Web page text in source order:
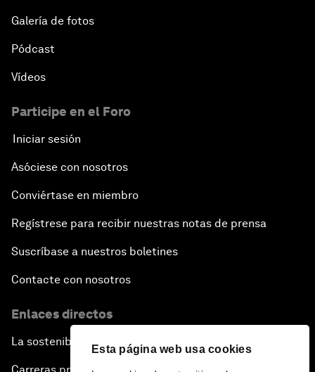
Esta página web usa cookies
Galería de fotos
Pódcast
Vídeos
Participe en el Foro
Iniciar sesión
Asóciese con nosotros
Conviértase en miembro
Regístrese para recibir nuestras notas de prensa
Suscríbase a nuestros boletines
Contacte con nosotros
Enlaces directos
La sostenibilidad en el Foro